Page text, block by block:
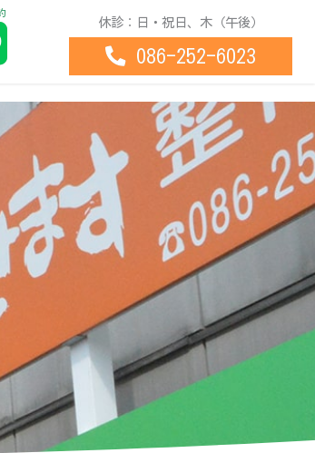
休診：日・祝日、木（午後）
086-252-6023